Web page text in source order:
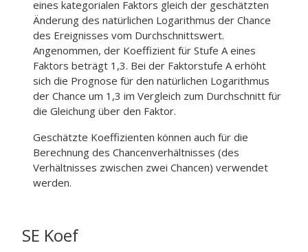
eines kategorialen Faktors gleich der geschätzten
Änderung des natürlichen Logarithmus der Chance
des Ereignisses vom Durchschnittswert.
Angenommen, der Koeffizient für Stufe A eines
Faktors beträgt 1,3. Bei der Faktorstufe A erhöht
sich die Prognose für den natürlichen Logarithmus
der Chance um 1,3 im Vergleich zum Durchschnitt für
die Gleichung über den Faktor.
Geschätzte Koeffizienten können auch für die
Berechnung des Chancenverhältnisses (des
Verhältnisses zwischen zwei Chancen) verwendet
werden.
SE Koef